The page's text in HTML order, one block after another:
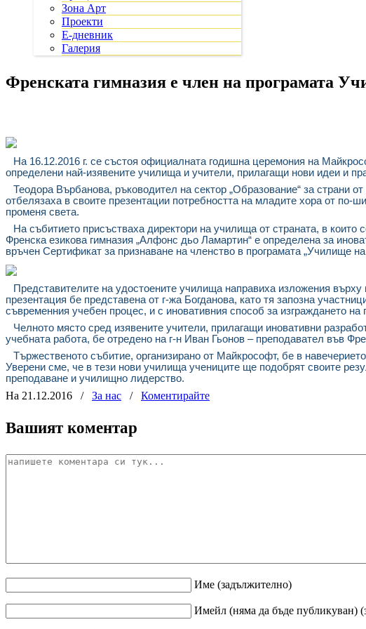
Зона Арт
Проекти
Е-дневник
Галерия
Френската гимназия е член на програмата
На 16.12.2016 г. се състоя официалната годишна церемония на
определени най-изявените училища и учители, прилагащи нови идеи и
Теодора Върбанова, ръководител на сектор „Образование“ за страни
отбелязаха в своите презентации потребността на младите хора от по-
променя света.
На събитието присъстваха директори на училища от страната, в
Френска езикова гимназия „Алфонс дьо Ламартин“ е определена за
връчен Сертификат за признаване на членство в програмата „Училище
Представителите на удостоените училища направиха изложения
презентация бе представена от г-жа Богданова, като тя запозна
съвременния учебен процес, и с иновативния способ за изграждането
Челното място сред изявените учители, прилагащи иновативни
учебната работа, бе отредено на г-н Иван Гьонов – преподавател във
Тържественото събитие, организирано от Майкрософт, бе в
Уверени сме, че в тези нови училища учениците ще подобрят своите
преподаване и училищно лидерство.
На 21.12.2016 / За нас / Коментирайте
Вашият коментар
Име (задължително)
Имейл (няма да бъде публикуван)